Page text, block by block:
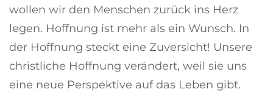
wollen wir den Menschen zurück ins Herz
legen. Hoffnung ist mehr als ein Wunsch. In
der Hoffnung steckt eine Zuversicht! Unsere
christliche Hoffnung verändert, weil sie uns
eine neue Perspektive auf das Leben gibt.